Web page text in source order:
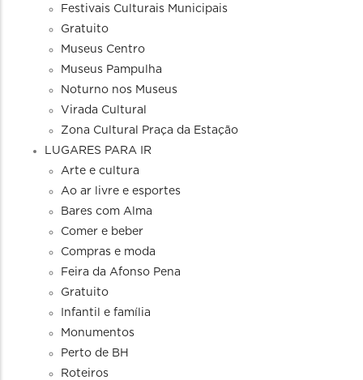
Festivais Culturais Municipais
Gratuito
Museus Centro
Museus Pampulha
Noturno nos Museus
Virada Cultural
Zona Cultural Praça da Estação
LUGARES PARA IR
Arte e cultura
Ao ar livre e esportes
Bares com Alma
Comer e beber
Compras e moda
Feira da Afonso Pena
Gratuito
Infantil e família
Monumentos
Perto de BH
Roteiros